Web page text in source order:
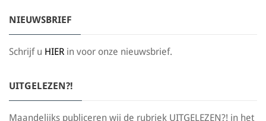
NIEUWSBRIEF
Schrijf u HIER in voor onze nieuwsbrief.
UITGELEZEN?!
Maandelijks publiceren wij de rubriek UITGELEZEN?! in het